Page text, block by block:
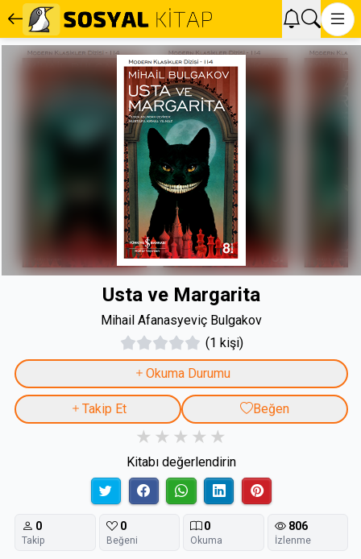
Usta ve Margarita
Mihail Afanasyeviç Bulgakov
(1 kişi)
Okuma Durumu
Takip Et Beğen
Kitabı değerlendirin
0
Takip
0
Beğeni
0
Okuma
806
İzlenme